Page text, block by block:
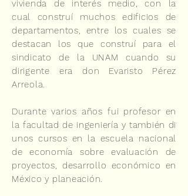
vivienda de interés medio, con la
cual construí muchos edificios de
departamentos, entre los cuales se
destacan los que construí para el
sindicato de la UNAM cuando su
dirigente era don Evaristo Pérez
Arreola.
Durante varios años fui profesor en
la facultad de ingeniería y también di
unos cursos en la escuela nacional
de economía sobre evaluación de
proyectos, desarrollo económico en
México y planeación.